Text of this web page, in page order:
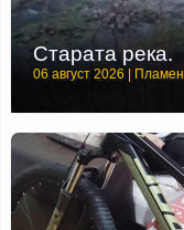
Старата река.
06 август 2026 | Пламен